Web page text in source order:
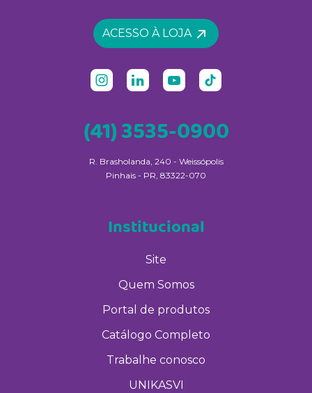
ACESSO À LOJA
(41) 3535-0900
R. Brasholanda, 240 - Weissópolis
Pinhais - PR, 83322-070
Institucional
Site
Quem Somos
Portal de produtos
Catálogo Completo
Trabalhe conosco
UNIKASVI